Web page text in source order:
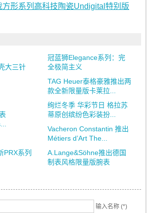
方形系列高科技陶瓷Undigital特别版
大三针
冠蓝狮Elegance系列：完
全极简主义
TAG Heuer泰格豪雅推出两
款全新限量版卡莱拉...
绚烂冬季 华彩节日 格拉苏
蒂原创缤纷色彩装扮...
Vacheron Constantin 推出
Métiers d’Art The...
PRX系列
A.Lange&Söhne推出德国
制表风格限量版腕表
输入名称 (*)